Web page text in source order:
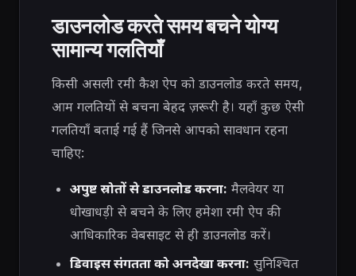
डाउनलोड करते समय बचने योग्य
सामान्य गलतियाँ
किसी असली रमी कैश ऐप को डाउनलोड करते समय,
आम गलतियों से बचना बेहद ज़रूरी है। यहाँ कुछ ऐसी
गलतियाँ बताई गई हैं जिनसे आपको सावधान रहना
चाहिए:
अपुष्ट स्रोतों से डाउनलोड करना: मैलवेयर या
धोखाधड़ी से बचने के लिए हमेशा रमी ऐप की
आधिकारिक वेबसाइट से ही डाउनलोड करें।
डिवाइस संगतता को अनदेखा करना: सुनिश्चित